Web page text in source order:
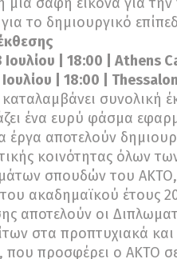
το δημιουργικό
Ιουλίου | 18:00 | Athens
| 18:00 |
συνολική
ένα ευρύ φάσμα
έργα αποτελούν
κοινότητας όλων
σπουδών του
ακαδημαϊκού έτους
αποτελούν οι
στα προπτυχιακά
προσφέρει ο ΑΚΤΟ